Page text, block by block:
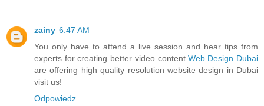
zainy 6:47 AM
You only have to attend a live session and hear tips from
experts for creating better video content. Web Design Dubai
are offering high quality resolution website design in Dubai
visit us!
Odpowiedz